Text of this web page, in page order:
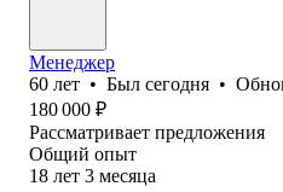
Менеджер
60 лет • Был сегодня •
180 000 ₽
Рассматривает предложения
Общий опыт
18 лет 3 месяца